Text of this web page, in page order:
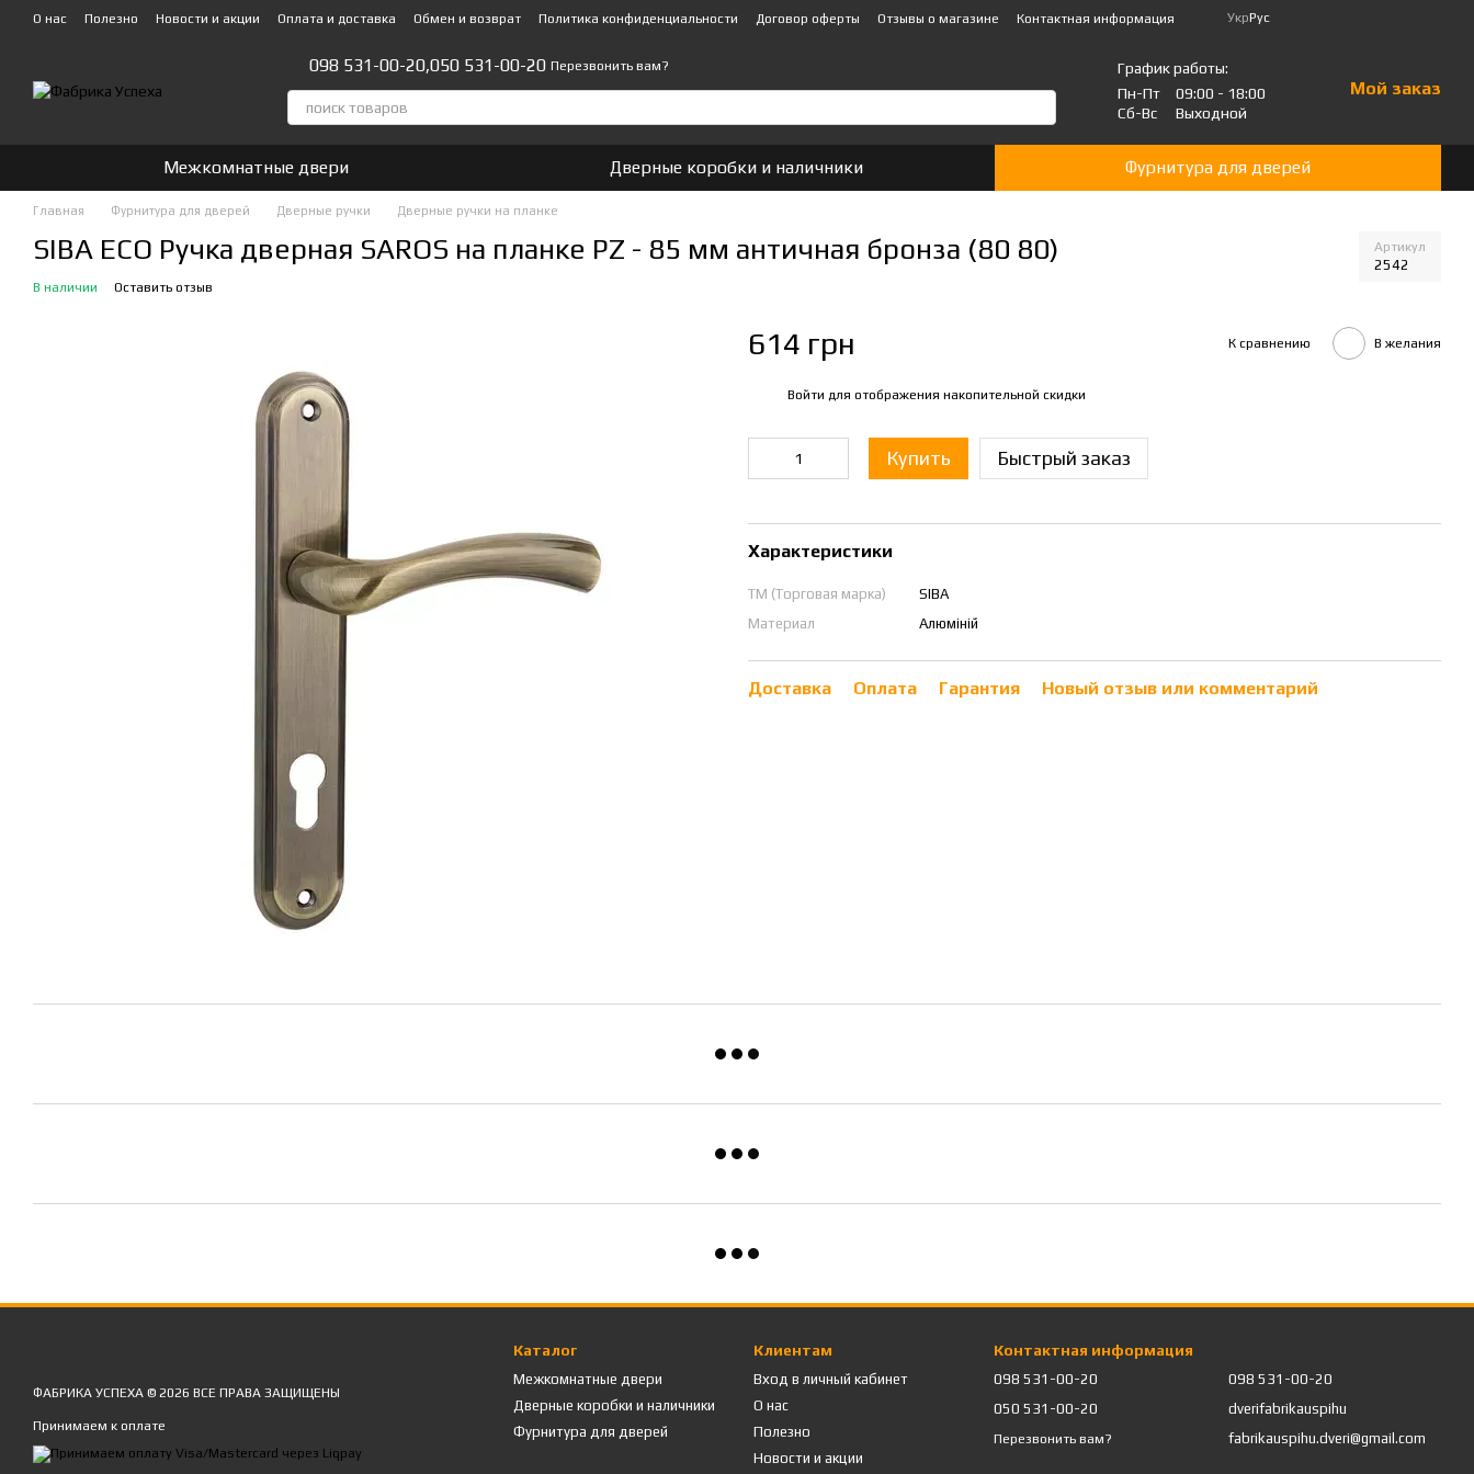
Перейти к основному контенту
О нас Полезно Новости и акции Оплата и доставка Обмен и возврат Политика конфиденциальности Договор оферты Отзывы о магазине
Контактная информация
УкрРус
098 531-00-20,050 531-00-20 Перезвонить вам?
График работы:
Пн-Пт
09:00 - 18:00
Сб-Вс
Выходной
Мой заказ
Межкомнатные двери Дверные коробки и наличники Фурнитура для дверей
Главная Фурнитура для дверей Дверные ручки Дверные ручки на планке
SIBA ECO Ручка дверная SAROS на планке PZ - 85 мм античная бронза (80 80) Артикул
2542
В наличии Оставить отзыв
614 грн К сравнению В желания
Войти для отображения накопительной скидки
Купить Быстрый заказ
Характеристики
ТМ (Торговая марка)
SIBA
Материал
Алюміній
Доставка Оплата Гарантия Новый отзыв или комментарий
ФАБРИКА УСПЕХА © 2026 ВСЕ ПРАВА ЗАЩИЩЕНЫ
Принимаем к оплате
Каталог
Межкомнатные двери
Дверные коробки и наличники
Фурнитура для дверей
Клиентам
Вход в личный кабинет
О нас
Полезно
Новости и акции
Контактная информация
098 531-00-20
050 531-00-20
Перезвонить вам?
098 531-00-20
dverifabrikauspihu
fabrikauspihu.dveri@gmail.com